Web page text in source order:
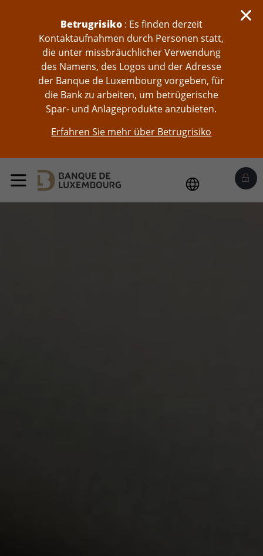
Betrugrisiko: Es finden derzeit
Kontaktaufnahmen durch Personen statt,
die unter missbräuchlicher Verwendung
des Namens, des Logos und der Adresse
der Banque de Luxembourg vorgeben, für
die Bank zu arbeiten, um betrügerische
Spar- und Anlageprodukte anzubieten.
Erfahren Sie mehr über Betrugrisiko